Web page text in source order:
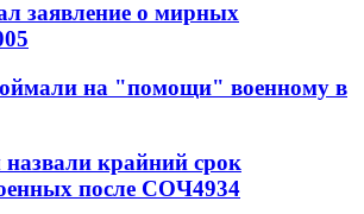
заявление о мирных
на "помощи" военному в
крайний срок
после СОЧ4934